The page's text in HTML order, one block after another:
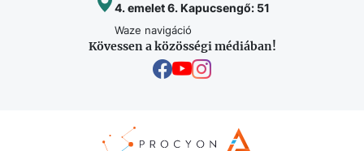
4. emelet 6. Kapucsengő: 51
Waze navigáció
Kövessen a közösségi médiában!